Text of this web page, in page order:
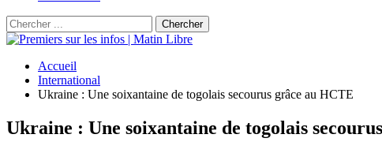
Accueil
International
Ukraine : Une soixantaine de togolais secourus grâce au HCTE
Ukraine : Une soixantaine de togolais